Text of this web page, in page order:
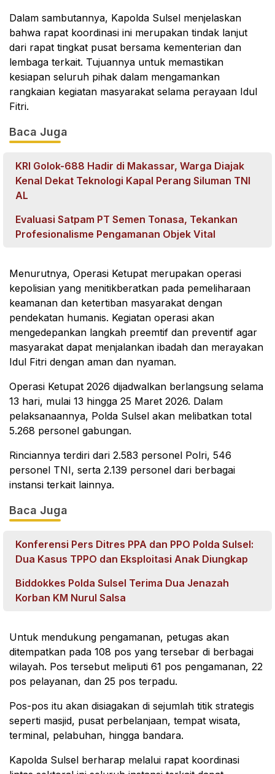
Dalam sambutannya, Kapolda Sulsel menjelaskan
bahwa rapat koordinasi ini merupakan tindak lanjut
dari rapat tingkat pusat bersama kementerian dan
lembaga terkait. Tujuannya untuk memastikan
kesiapan seluruh pihak dalam mengamankan
rangkaian kegiatan masyarakat selama perayaan Idul
Fitri.
Baca Juga
KRI Golok-688 Hadir di Makassar, Warga Diajak
Kenal Dekat Teknologi Kapal Perang Siluman TNI
AL
Evaluasi Satpam PT Semen Tonasa, Tekankan
Profesionalisme Pengamanan Objek Vital
Menurutnya, Operasi Ketupat merupakan operasi
kepolisian yang menitikberatkan pada pemeliharaan
keamanan dan ketertiban masyarakat dengan
pendekatan humanis. Kegiatan operasi akan
mengedepankan langkah preemtif dan preventif agar
masyarakat dapat menjalankan ibadah dan merayakan
Idul Fitri dengan aman dan nyaman.
Operasi Ketupat 2026 dijadwalkan berlangsung selama
13 hari, mulai 13 hingga 25 Maret 2026. Dalam
pelaksanaannya, Polda Sulsel akan melibatkan total
5.268 personel gabungan.
Rinciannya terdiri dari 2.583 personel Polri, 546
personel TNI, serta 2.139 personel dari berbagai
instansi terkait lainnya.
Baca Juga
Konferensi Pers Ditres PPA dan PPO Polda Sulsel:
Dua Kasus TPPO dan Eksploitasi Anak Diungkap
Biddokkes Polda Sulsel Terima Dua Jenazah
Korban KM Nurul Salsa
Untuk mendukung pengamanan, petugas akan
ditempatkan pada 108 pos yang tersebar di berbagai
wilayah. Pos tersebut meliputi 61 pos pengamanan, 22
pos pelayanan, dan 25 pos terpadu.
Pos-pos itu akan disiagakan di sejumlah titik strategis
seperti masjid, pusat perbelanjaan, tempat wisata,
terminal, pelabuhan, hingga bandara.
Kapolda Sulsel berharap melalui rapat koordinasi